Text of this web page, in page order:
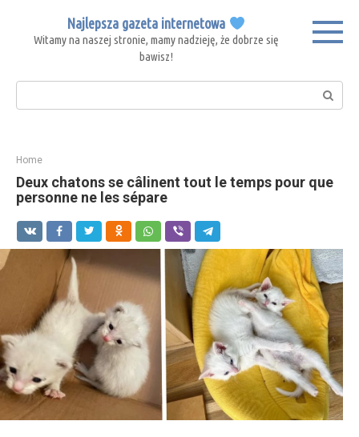
content
Najlepsza gazeta internetowa
Witamy na naszej stronie, mamy nadzieję, że dobrze się
bawisz!
Search:
Home
Deux chatons se câlinent tout le temps pour que
personne ne les sépare